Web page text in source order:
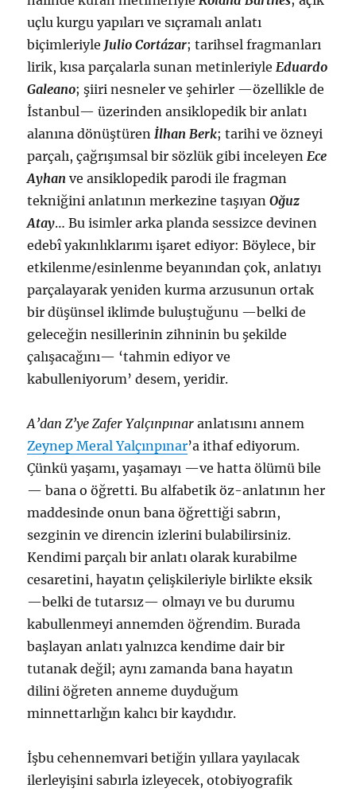
uçlu kurgu yapıları ve sıçramalı anlatı
biçimleriyle Julio Cortázar; tarihsel fragmanları
lirik, kısa parçalarla sunan metinleriyleEduardo
Galeano; şiiri nesneler ve şehirler —özellikle de
İstanbul— üzerinden ansiklopedik bir anlatı
alanına dönüştürenİlhan Berk; tarihi ve özneyi
parçalı, çağrışımsal bir sözlük gibi inceleyenEce
Ayhan ve ansiklopedik parodi ile fragman
tekniğini anlatının merkezine taşıyanOğuz
Atay… Bu isimler arka planda sessizce devinen
edebî yakınlıklarımı işaret ediyor: Böylece, bir
etkilenme/esinlenme beyanından çok, anlatıyı
parçalayarak yeniden kurma arzusunun ortak
bir düşünsel iklimde buluştuğunu —belki de
geleceğin nesillerinin zihninin bu şekilde
çalışacağını— ‘tahmin ediyor ve
kabulleniyorum’ desem, yeridir.
A’dan Z’ye Zafer Yalçınpınar anlatısını annem
Zeynep Meral Yalçınpınar’a ithaf ediyorum.
Çünkü yaşamı, yaşamayı —ve hatta ölümü bile
— bana o öğretti. Bu alfabetik öz-anlatının her
maddesinde onun bana öğrettiği sabrın,
sezginin ve direncin izlerini bulabilirsiniz.
Kendimi parçalı bir anlatı olarak kurabilme
cesaretini, hayatın çelişkileriyle birlikte eksik
—belki de tutarsız— olmayı ve bu durumu
kabullenmeyi annemden öğrendim. Burada
başlayan anlatı yalnızca kendime dair bir
tutanak değil; aynı zamanda bana hayatın
dilini öğreten anneme duyduğum
minnettarlığın kalıcı bir kaydıdır.
İşbu cehennemvari betiğin yıllara yayılacak
ilerleyişini sabırla izleyecek, otobiyografik